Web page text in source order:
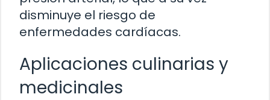
disminuye el riesgo de
enfermedades cardíacas.
Aplicaciones culinarias y
medicinales